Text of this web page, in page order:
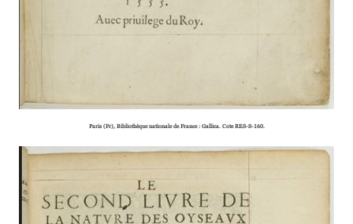
Paris (Fr), Bibliothèque natio­­­­nale de France : Gallica. Cote RES-S-160.